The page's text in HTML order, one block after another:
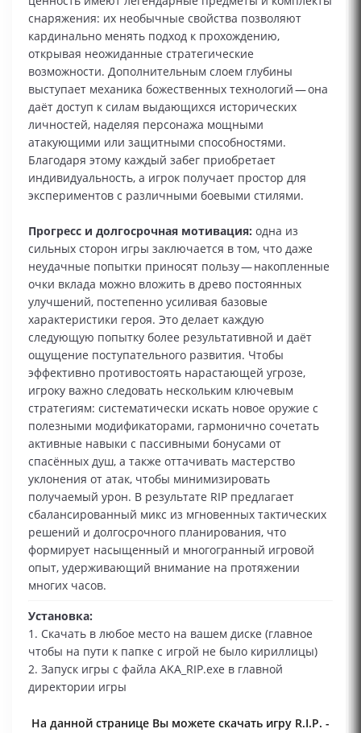
снаряжения: их необычные свойства позволяют
кардинально менять подход к прохождению,
открывая неожиданные стратегические
возможности. Дополнительным слоем глубины
выступает механика божественных технологий — она
даёт доступ к силам выдающихся исторических
личностей, наделяя персонажа мощными
атакующими или защитными способностями.
Благодаря этому каждый забег приобретает
индивидуальность, а игрок получает простор для
экспериментов с различными боевыми стилями.
Прогресс и долгосрочная мотивация: одна из
сильных сторон игры заключается в том, что даже
неудачные попытки приносят пользу — накопленные
очки вклада можно вложить в древо постоянных
улучшений, постепенно усиливая базовые
характеристики героя. Это делает каждую
следующую попытку более результативной и даёт
ощущение поступательного развития. Чтобы
эффективно противостоять нарастающей угрозе,
игроку важно следовать нескольким ключевым
стратегиям: систематически искать новое оружие с
полезными модификаторами, гармонично сочетать
активные навыки с пассивными бонусами от
спасённых душ, а также оттачивать мастерство
уклонения от атак, чтобы минимизировать
получаемый урон. В результате RIP предлагает
сбалансированный микс из мгновенных тактических
решений и долгосрочного планирования, что
формирует насыщенный и многогранный игровой
опыт, удерживающий внимание на протяжении
многих часов.
Установка:
1. Скачать в любое место на вашем диске (главное
чтобы на пути к папке с игрой не было кириллицы)
2. Запуск игры с файла AKA_RIP.exe в главной
директории игры
На данной странице Вы можете скачать игру R.I.P. -